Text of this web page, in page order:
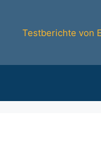
springenTestberichte von